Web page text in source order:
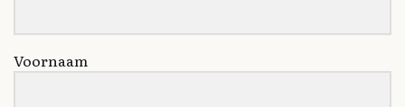
Voornaam